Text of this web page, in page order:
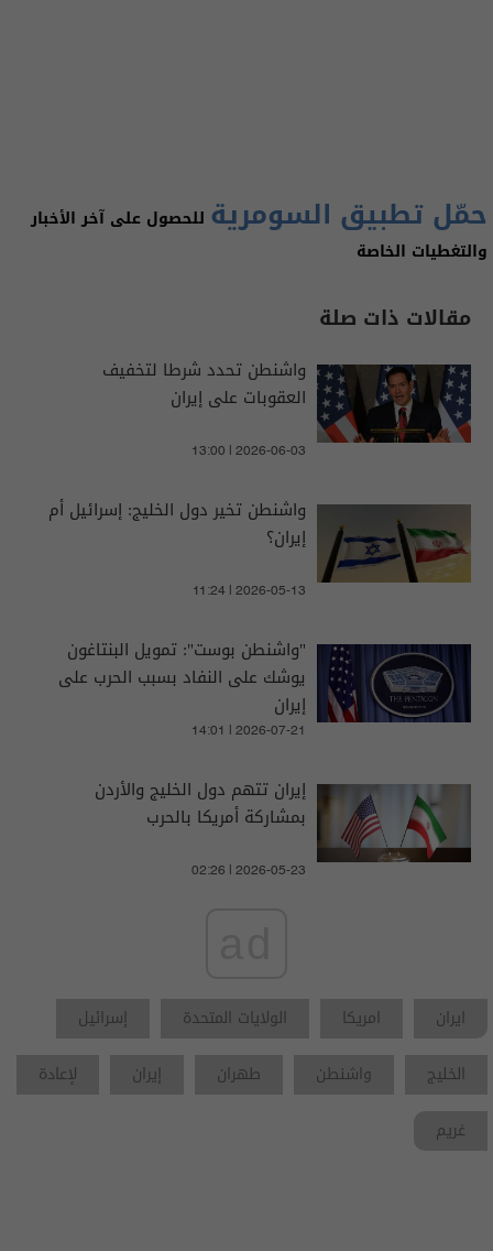
حمّل تطبيق السومرية للحصول على آخر الأخبار
والتغطيات الخاصة
مقالات ذات صلة
واشنطن تحدد شرطا لتخفيف
العقوبات على إيران
13:00 | 2026-06-03
واشنطن تخير دول الخليج: إسرائيل أم
إيران؟
11:24 | 2026-05-13
"واشنطن بوست": تمويل البنتاغون
يوشك على النفاد بسبب الحرب على
إيران
14:01 | 2026-07-21
إيران تتهم دول الخليج والأردن
بمشاركة أمريكا بالحرب
02:26 | 2026-05-23
ايران امريكا الولايات المتحدة
إسرائيل
الخليج
واشنطن طهران إيران
ﻹعادة
غريم